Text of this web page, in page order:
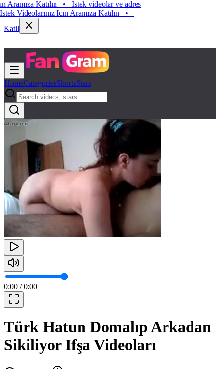
Videolarınız Icın Aramıza Katılın•Istek videolar ve adres
aramıza katılın. Istek Videolarınız Icın Aramıza Katılın
Katil
HomeCategoriesShortsStars
0:00 /0:00
Türk Hatun Domalıp Arkadan
Sikiliyor Ifşa Videoları